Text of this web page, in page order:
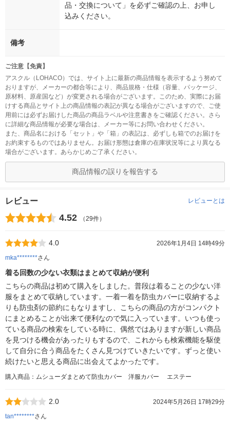
品・交換について」を必ずご確認の上、お申し
込みください。
備考
ご注意【免責】
アスクル（LOHACO）では、サイト上に最新の商品情報を表示するよう努めて
おりますが、メーカーの都合等により、商品規格・仕様（容量、パッケージ、
原材料、原産国など）が変更される場合がございます。このため、実際にお届
けする商品とサイト上の商品情報の表記が異なる場合がございますので、ご使
用前には必ずお届けした商品の商品ラベルや注意書きをご確認ください。さら
に詳細な商品情報が必要な場合は、メーカー等にお問い合わせください。
また、商品名における「セット」や「箱」の表記は、必ずしも箱でのお届けを
お約束するものではありません。お届け形態は倉庫の在庫状況等により異なる
場合がございます。あらかじめご了承ください。
商品情報の誤りを報告する
レビュー レビューとは
4.52 （29件）
4.0
2026年1月4日 14時49分
mka********さん
着る回数の少ない衣類はまとめて収納が便利
こちらの商品は初めて購入をしました。普段は着ることの少ない洋
服をまとめて収納しています。一着一着を防虫カバーに収納するよ
りも防虫剤の節約にもなりますし、こちらの商品の方がコンパクト
にまとめることが出来て便利なので気に入っています。いつも使っ
ている商品の検索をしている時に、偶然ではありますが新しい商品
を見つける機会があったりもするので、これからも検索機能を駆使
して自分に合う商品をたくさん見つけていきたいです。ずっと使い
続けたいと思える商品に出会えてよかったです。
購入商品：ムシューダまとめて防虫カバー 洋服カバー エステー
2.0
2024年5月26日 17時29分
tan********さん